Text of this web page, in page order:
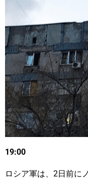
19:00
ロシア軍は、2日前に